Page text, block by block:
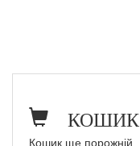
КОШИК
Кошик ще порожній